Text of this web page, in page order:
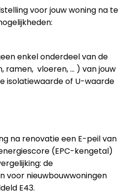
voor jouw woning na te
enkel onderdeel van de
ramen, vloeren, … ) van jouw
isolatiewaarde of U-waarde
na renovatie een E-peil van
(EPC-kengetal)
de
voor nieuwbouwwoningen
E43.